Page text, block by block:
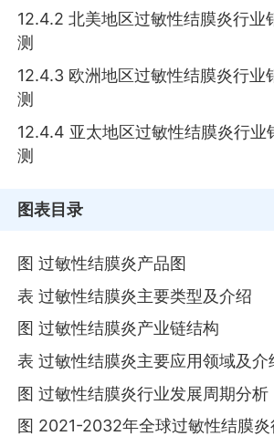
12.4.2 北美地区过敏性结膜炎行业
测
12.4.3 欧洲地区过敏性结膜炎行业
测
12.4.4 亚太地区过敏性结膜炎行业
测
图表目录
图 过敏性结膜炎产品图
表 过敏性结膜炎主要类型及介绍
图 过敏性结膜炎产业链结构
表 过敏性结膜炎主要应用领域及介
图 过敏性结膜炎行业发展周期分析
图 2021-2032年全球过敏性结膜